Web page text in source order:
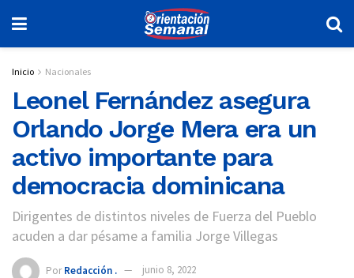
Inicio Nacionales
Leonel Fernández asegura
Orlando Jorge Mera era un
activo importante para
democracia dominicana
Dirigentes de distintos niveles de Fuerza del Pueblo
acuden a dar pésame a familia Jorge Villegas
Por Redacción . junio 8, 2022